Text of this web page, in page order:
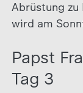
Abrüstung zu
wird am
Papst
Tag 3